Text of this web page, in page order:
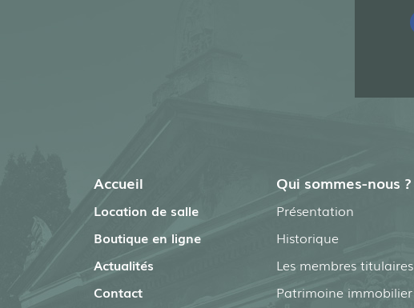
Accueil
Location de salle
Boutique en ligne
Actualités
Contact
Qui sommes-nous ?
Présentation
Historique
Les membres titulaires
Patrimoine immobilier